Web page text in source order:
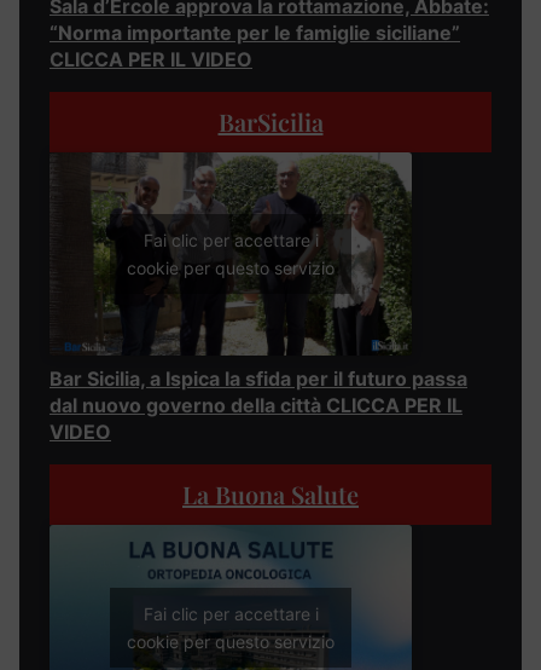
Sala d’Ercole approva la rottamazione, Abbate:
“Norma importante per le famiglie siciliane”
CLICCA PER IL VIDEO
BarSicilia
Fai clic per accettare i
cookie per questo servizio
Bar Sicilia, a Ispica la sfida per il futuro passa
dal nuovo governo della città CLICCA PER IL
VIDEO
La Buona Salute
Fai clic per accettare i
cookie per questo servizio